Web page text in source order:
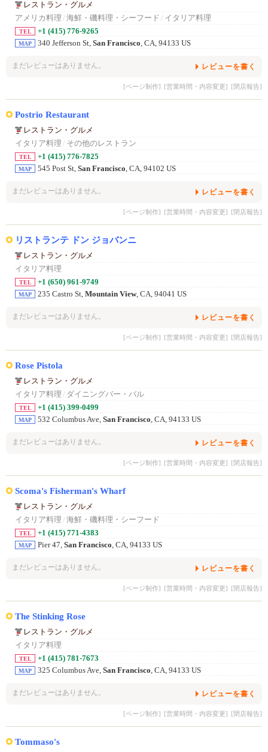
レストラン・グルメ
アメリカ料理 / 海鮮・磯料理・シーフード / イタリア料理
TEL +1 (415) 776-9265
MAP 340 Jefferson St, San Francisco, CA, 94133 US
まだレビューはありません。 レビューを書く
[ページ制作] [営業時間・内容変更] [閉店報告]
Postrio Restaurant
レストラン・グルメ
イタリア料理 / その他のレストラン
TEL +1 (415) 776-7825
MAP 545 Post St, San Francisco, CA, 94102 US
まだレビューはありません。 レビューを書く
[ページ制作] [営業時間・内容変更] [閉店報告]
リストランテ ドン ジョバンニ
レストラン・グルメ
イタリア料理
TEL +1 (650) 961-9749
MAP 235 Castro St, Mountain View, CA, 94041 US
まだレビューはありません。 レビューを書く
[ページ制作] [営業時間・内容変更] [閉店報告]
Rose Pistola
レストラン・グルメ
イタリア料理 / ダイニングバー・バル
TEL +1 (415) 399-0499
MAP 532 Columbus Ave, San Francisco, CA, 94133 US
まだレビューはありません。 レビューを書く
[ページ制作] [営業時間・内容変更] [閉店報告]
Scoma's Fisherman's Wharf
レストラン・グルメ
イタリア料理 / 海鮮・磯料理・シーフード
TEL +1 (415) 771-4383
MAP Pier 47, San Francisco, CA, 94133 US
まだレビューはありません。 レビューを書く
[ページ制作] [営業時間・内容変更] [閉店報告]
The Stinking Rose
レストラン・グルメ
イタリア料理
TEL +1 (415) 781-7673
MAP 325 Columbus Ave, San Francisco, CA, 94133 US
まだレビューはありません。 レビューを書く
[ページ制作] [営業時間・内容変更] [閉店報告]
Tommaso's